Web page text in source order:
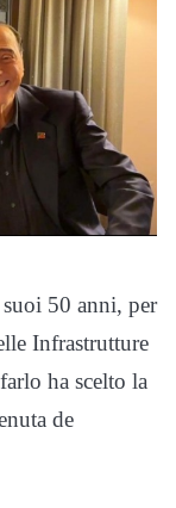
50 anni, per
Infrastrutture
ha scelto la
de